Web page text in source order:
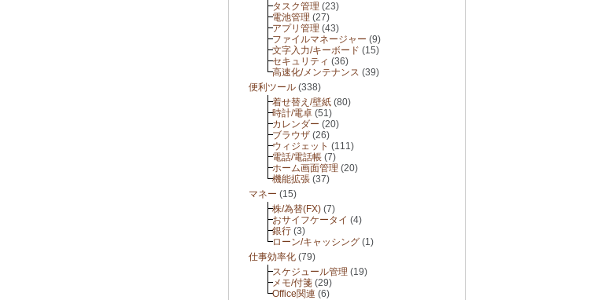
タスク管理 (23)
電池管理 (27)
アプリ管理 (43)
ファイルマネージャー (9)
文字入力/キーボード (15)
セキュリティ (36)
高速化/メンテナンス (39)
便利ツール (338)
着せ替え/壁紙 (80)
時計/電卓 (51)
カレンダー (20)
ブラウザ (26)
ウィジェット (111)
電話/電話帳 (7)
ホーム画面管理 (20)
機能拡張 (37)
マネー (15)
株/為替(FX) (7)
おサイフケータイ (4)
銀行 (3)
ローン/キャッシング (1)
仕事効率化 (79)
スケジュール管理 (19)
メモ/付箋 (29)
Office関連 (6)